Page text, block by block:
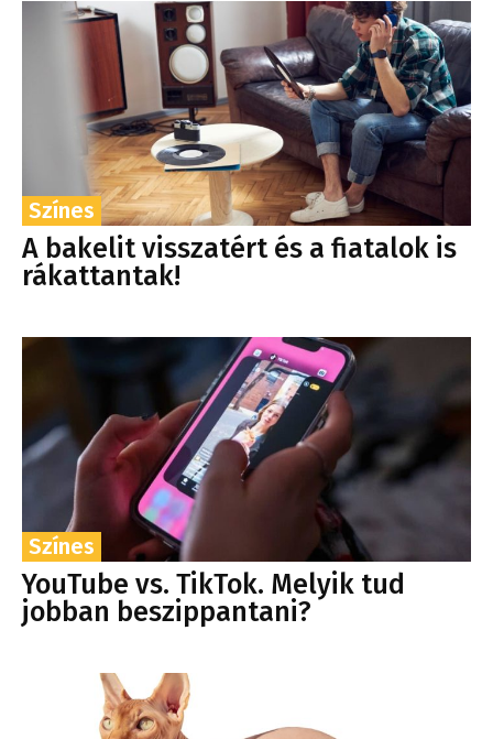
Színes
A bakelit visszatért és a fiatalok is
rákattantak!
Színes
YouTube vs. TikTok. Melyik tud
jobban beszippantani?